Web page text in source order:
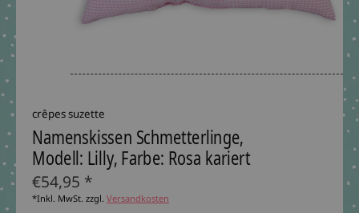
crêpes suzette
Namenskissen Schmetterlinge,
Modell: Lilly, Farbe: Rosa kariert
€54,95 *
*Inkl. MwSt. zzgl. Versandkosten